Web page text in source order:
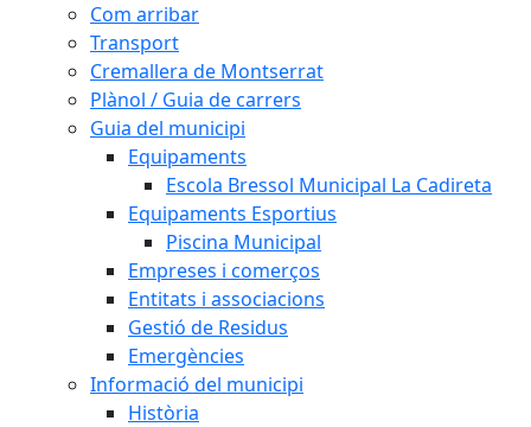
Com arribar
Transport
Cremallera de Montserrat
Plànol / Guia de carrers
Guia del municipi
Equipaments
Escola Bressol Municipal La Cadireta
Equipaments Esportius
Piscina Municipal
Empreses i comerços
Entitats i associacions
Gestió de Residus
Emergències
Informació del municipi
Història